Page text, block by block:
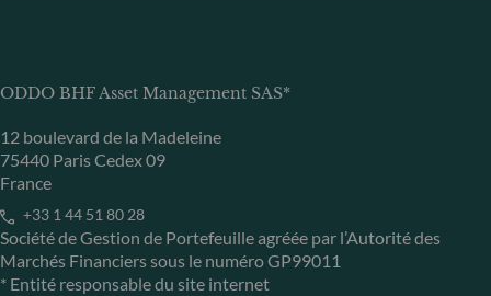
ODDO BHF Asset Management SAS*
12 boulevard de la Madeleine
75440 Paris Cedex 09
France
+33 1 44 51 80 28
Société de Gestion de Portefeuille agréée par l’Autorité des
Marchés Financiers sous le numéro GP99011
* Entité responsable du site internet